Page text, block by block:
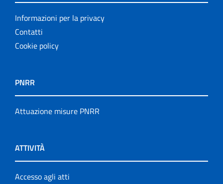
Informazioni per la privacy
Contatti
Cookie policy
PNRR
Attuazione misure PNRR
ATTIVITÀ
Accesso agli atti